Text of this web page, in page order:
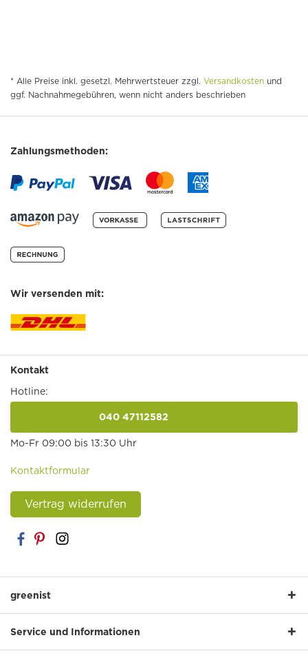
* Alle Preise inkl. gesetzl. Mehrwertsteuer zzgl. Versandkosten und
ggf. Nachnahmegebühren, wenn nicht anders beschrieben
Zahlungsmethoden:
Wir versenden mit:
Kontakt
Hotline:
040 47112582
Mo-Fr 09:00 bis 13:30 Uhr
Kontaktformular
Vertrag widerrufen
greenist
Service und Informationen